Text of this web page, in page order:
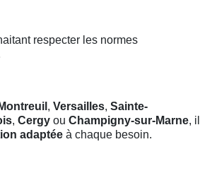
respecter les normes
Montreuil , Versailles, Sainte-
, Cergy ou Champigny-sur-Marne, il
adaptée à chaque besoin.